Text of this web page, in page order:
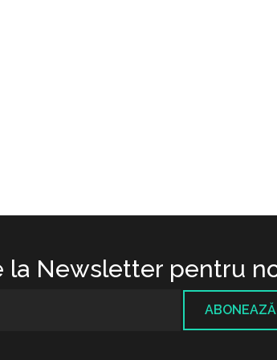
la Newsletter pentru